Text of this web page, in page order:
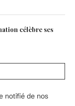
célèbre ses
notifié de nos